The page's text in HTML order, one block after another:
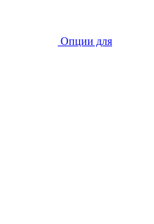
Опции для